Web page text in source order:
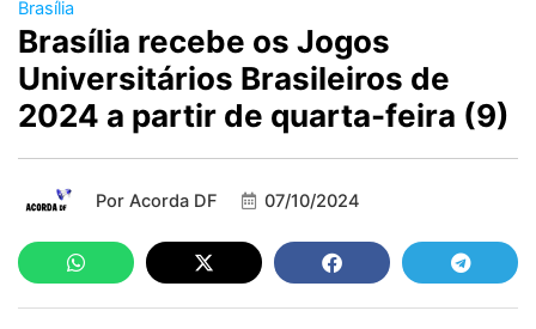
Brasília
Brasília recebe os Jogos
Universitários Brasileiros de
2024 a partir de quarta-feira (9)
Por Acorda DF 07/10/2024